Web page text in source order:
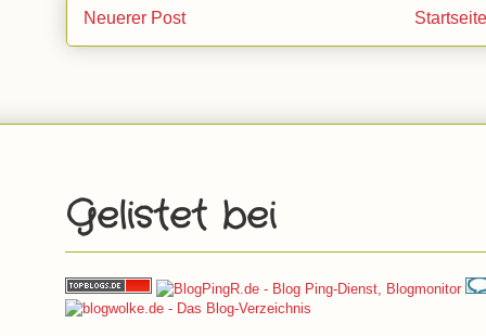
Neuerer Post Startseite
Gelistet bei